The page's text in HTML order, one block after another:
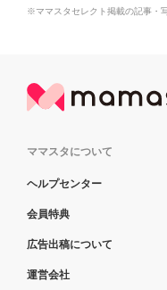
※ママスタセレクト掲載の記事・
ママスタについて
ヘルプセンター
会員特典
広告出稿について
運営会社